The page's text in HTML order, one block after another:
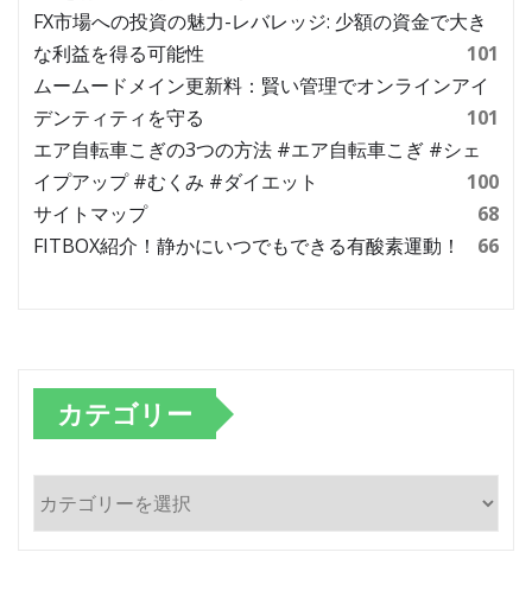
FX市場への投資の魅力-レバレッジ: 少額の資金で大き
な利益を得る可能性
101
ムームードメイン更新料：賢い管理でオンラインアイ
デンティティを守る
101
エア自転車こぎの3つの方法 #エア自転車こぎ #シェ
イプアップ #むくみ #ダイエット
100
サイトマップ
68
FITBOX紹介！静かにいつでもできる有酸素運動！
66
カテゴリー
テ